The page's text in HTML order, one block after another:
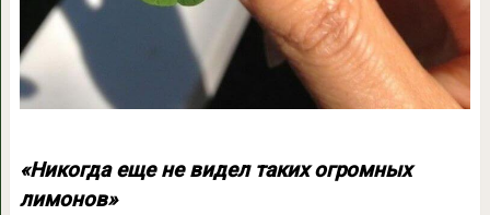
«Никогда еще не видел таких огромных
лимонов»